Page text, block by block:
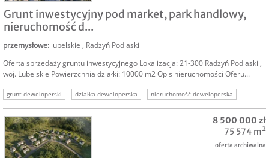
Grunt inwestycyjny pod market, park handlowy,
nieruchomość d...
przemysłowe: lubelskie , Radzyń Podlaski
Oferta sprzedaży gruntu inwestycyjnego Lokalizacja: 21-300 Radzyń Podlaski ,
woj. Lubelskie Powierzchnia działki: 10000 m2 Opis nieruchomości Oferu...
grunt deweloperski działka deweloperska
nieruchomość deweloperska
sprzedam działkę deweloperską
nieruchomość pod market
działka pod market
grunt pod osiedle
8 500 000 zł
75 574 m²
oferta archiwalna